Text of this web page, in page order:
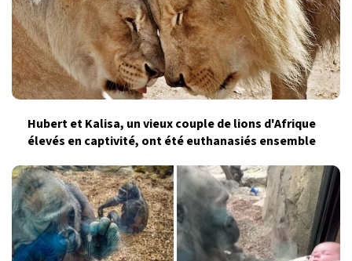
Hubert et Kalisa, un vieux couple de lions d'Afrique
élevés en captivité, ont été euthanasiés ensemble